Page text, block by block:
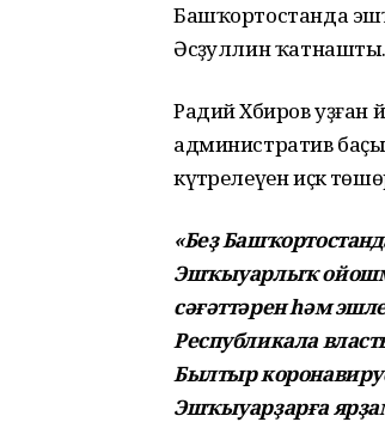
Башҡортостанда
Әсәҙуллин ҡатнашты.
Радий Хәбиров
административ
күтәрелеүен иҫкә
«Беҙ
Эшҡыуарлыҡ
сәғәттәрен һәм
Республикала
Былтыр
Эшҡыуарҙарға